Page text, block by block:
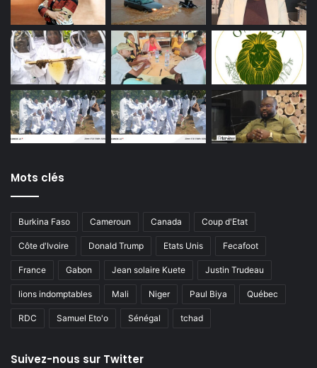
Mots clés
Burkina Faso Cameroun Canada Coup d'Etat
Côte d'Ivoire Donald Trump Etats Unis Fecafoot
France Gabon Jean solaire Kuete Justin Trudeau
lions indomptables Mali Niger Paul Biya Québec
RDC Samuel Eto'o Sénégal tchad
Suivez-nous sur Twitter